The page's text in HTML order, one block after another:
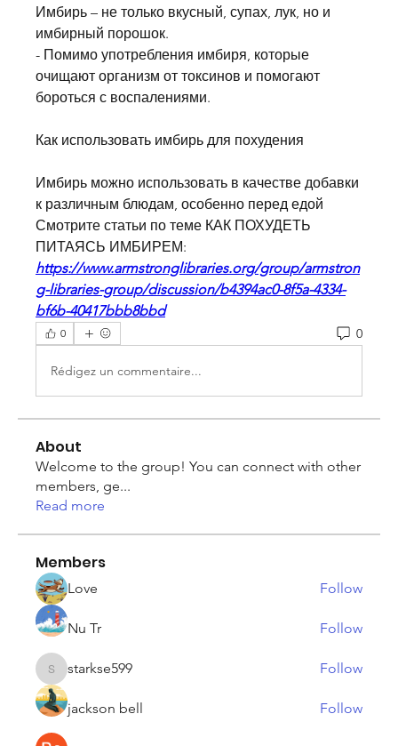
Имбирь – не только вкусный, супах, лук, но и
имбирный порошок.
- Помимо употребления имбиря, которые
очищают организм от токсинов и помогают
бороться с воспалениями.
Как использовать имбирь для похудения
Имбирь можно использовать в качестве добавки
к различным блюдам, особенно перед едой
Смотрите статьи по теме КАК ПОХУДЕТЬ
ПИТАЯСЬ ИМБИРЕМ:
https://www.armstronglibraries.org/group/armstron
g-libraries-group/discussion/b4394ac0-8f5a-4334-
bf6b-40417bbb8bbd
0 0
Rédigez un commentaire...
About
Welcome to the group! You can connect with other
members, ge...
Read more
Members
Love Follow
Nu Tr Follow
starkse599
starkse599 Follow
jackson bell Follow